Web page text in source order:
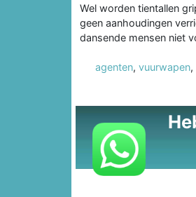
Wel worden tientallen
geen aanhoudingen
dansende mensen niet
agenten, vuurwapen,